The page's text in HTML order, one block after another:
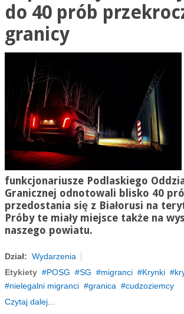
do 40 prób
granicy
funkcjonariusze Podlaskiego
Granicznej odnotowali blisko 40
przedostania się z Białorusi na
Próby te miały miejsce także na
naszego powiatu.
Dział: Wydarzenia
Etykiety
POSG SG migranci Krynki
nielegalni migranci
granica
cudzoziemcy
Czytaj dalej...